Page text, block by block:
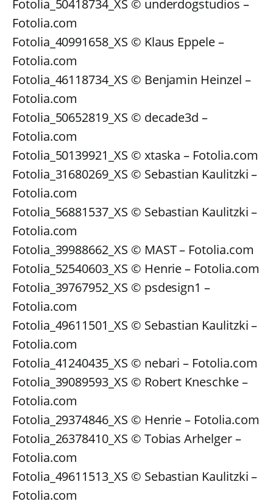
Fotolia_50418734_XS © underdogstudios –
Fotolia.com
Fotolia_40991658_XS © Klaus Eppele –
Fotolia.com
Fotolia_46118734_XS © Benjamin Heinzel –
Fotolia.com
Fotolia_50652819_XS © decade3d –
Fotolia.com
Fotolia_50139921_XS © xtaska – Fotolia.com
Fotolia_31680269_XS © Sebastian Kaulitzki –
Fotolia.com
Fotolia_56881537_XS © Sebastian Kaulitzki –
Fotolia.com
Fotolia_39988662_XS © MAST – Fotolia.com
Fotolia_52540603_XS © Henrie – Fotolia.com
Fotolia_39767952_XS © psdesign1 –
Fotolia.com
Fotolia_49611501_XS © Sebastian Kaulitzki –
Fotolia.com
Fotolia_41240435_XS © nebari – Fotolia.com
Fotolia_39089593_XS © Robert Kneschke –
Fotolia.com
Fotolia_29374846_XS © Henrie – Fotolia.com
Fotolia_26378410_XS © Tobias Arhelger –
Fotolia.com
Fotolia_49611513_XS © Sebastian Kaulitzki –
Fotolia.com